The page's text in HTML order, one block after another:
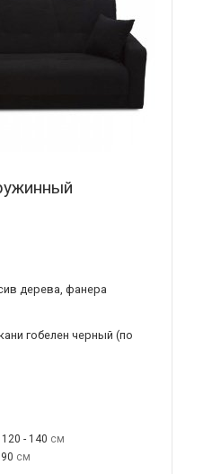
дерева, фанера
гобелен черный (по
120 - 140